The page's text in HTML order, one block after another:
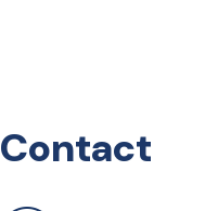
Contact